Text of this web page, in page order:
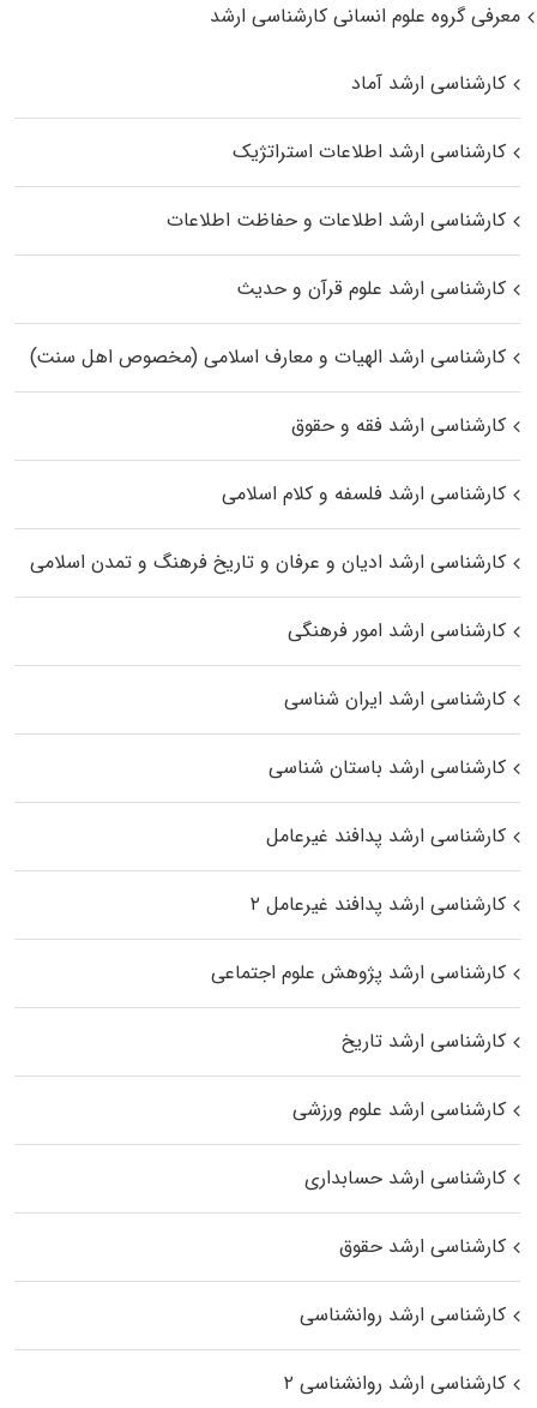
معرفی گروه علوم انسانی کارشناسی ارشد
کارشناسی ارشد آماد
کارشناسی ارشد اطلاعات استراتژیک
کارشناسی ارشد اطلاعات و حفاظت اطلاعات
کارشناسی ارشد علوم قرآن و حدیث
کارشناسی ارشد الهیات و معارف اسلامی (مخصوص اهل سنت)
کارشناسی ارشد فقه و حقوق
کارشناسی ارشد فلسفه و کلام اسلامی
کارشناسی ارشد ادیان و عرفان و تاریخ فرهنگ و تمدن اسلامی
کارشناسی ارشد امور فرهنگی
کارشناسی ارشد ایران شناسی
کارشناسی ارشد باستان شناسی
کارشناسی ارشد پدافند غیرعامل
کارشناسی ارشد پدافند غیرعامل ۲
کارشناسی ارشد پژوهش علوم اجتماعی
کارشناسی ارشد تاریخ
کارشناسی ارشد علوم ورزشی
کارشناسی ارشد حسابداری
کارشناسی ارشد حقوق
کارشناسی ارشد روانشناسی
کارشناسی ارشد روانشناسی ۲